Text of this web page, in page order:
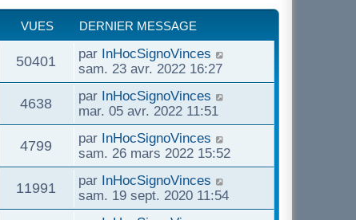
VUES DERNIER MESSAGE
50401
e
D
e
r
n
i
e
r
m
s
s
par InHocSignoVinces
sam. 23 avr. 2022 16:27
4638V
e
s
D
e
r
n
i
e
r
m
par InHocSignoVinces
mar. 05 avr. 2022 11:51
4799
e
D
e
r
n
i
e
par InHocSignoVinces
sam. 26 mars 2022 15:52
11991
D
e
r
par InHocSignoVinces
sam. 19 sept. 2020 11:54